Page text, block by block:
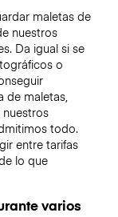
maletas de
nuestros
Da igual si se
o
de maletas,
todo.
entre tarifas
lo que
varios